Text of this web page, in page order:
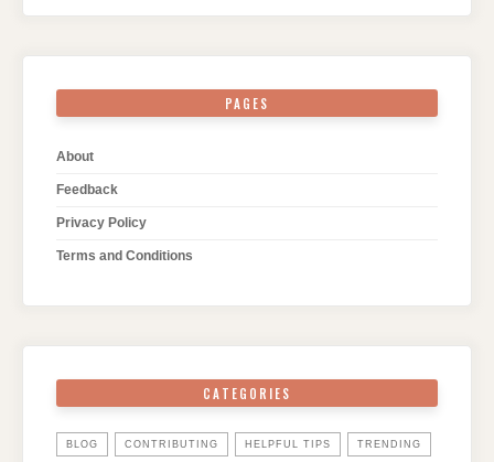
PAGES
About
Feedback
Privacy Policy
Terms and Conditions
CATEGORIES
BLOG CONTRIBUTING HELPFUL TIPS TRENDING